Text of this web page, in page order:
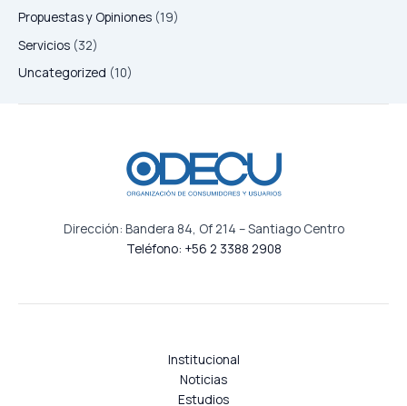
Propuestas y Opiniones (19)
Servicios (32)
Uncategorized (10)
Dirección: Bandera 84, Of 214 – Santiago Centro
Teléfono: +56 2 3388 2908
Institucional
Noticias
Estudios